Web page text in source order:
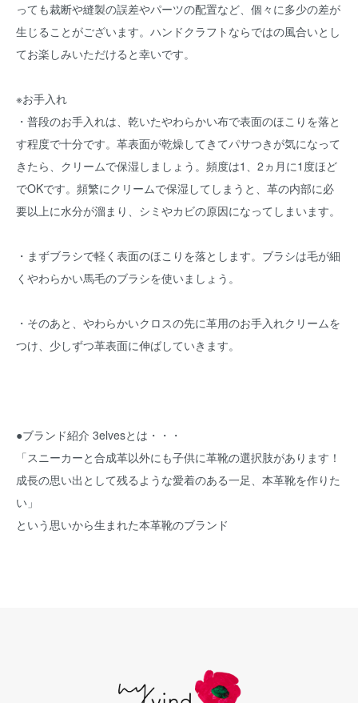
っても裁断や縫製の誤差やパーツの配置など、個々に多少の差が
生じることがございます。ハンドクラフトならではの風合いとし
てお楽しみいただけると幸いです。
※お手入れ
・普段のお手入れは、乾いたやわらかい布で表面のほこりを落と
す程度で十分です。革表面が乾燥してきてパサつきが気になって
きたら、クリームで保湿しましょう。頻度は1、2ヵ月に1度ほど
でOKです。頻繁にクリームで保湿してしまうと、革の内部に必
要以上に水分が溜まり、シミやカビの原因になってしまいます。
・まずブラシで軽く表面のほこりを落とします。ブラシは毛が細
くやわらかい馬毛のブラシを使いましょう。
・そのあと、やわらかいクロスの先に革用のお手入れクリームを
つけ、少しずつ革表面に伸ばしていきます。
●ブランド紹介 3elvesとは・・・
「スニーカーと合成革以外にも子供に革靴の選択肢があります！
成長の思い出として残るような愛着のある一足、本革靴を作りた
い」
という思いから生まれた本革靴のブランド